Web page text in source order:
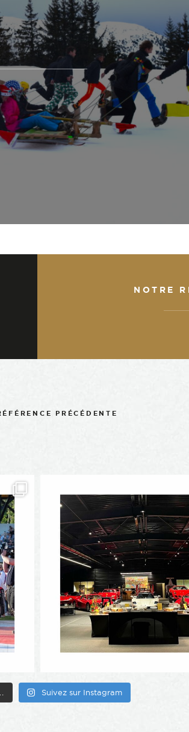
NOTRE
PRÉCÉDENTE
Suivez sur Instagram